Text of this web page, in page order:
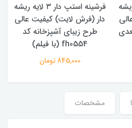
لایه ریشه
آشپزخانه ۳ بعدی
فرشینه استپ دار ۳ لایه ریشه
دار (فرش لایت) کیفیت عالی
طرح زیبای آشپزخانه کد
fh0554 (با فیلم)
845,000 تومان
مشخصات